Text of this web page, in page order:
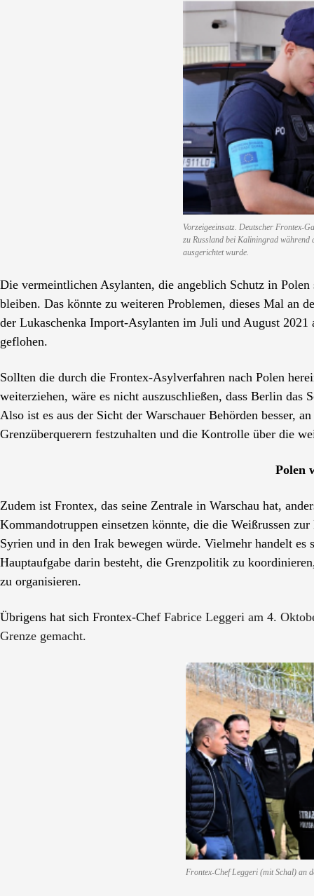
Vorzeigeeinsatz. Deutscher Frontex-
zu Russland bei Kaliningrad
ausgerichtet wurde.
Die vermeintlichen Asylanten, die angeblich Schutz in
bleiben. Das könnte zu weiteren Problemen, dieses Mal an
der Lukaschenka Import-Asylanten im Juli und August
geflohen.
Sollten die durch die Frontex-Asylverfahren nach Polen
weiterziehen, wäre es nicht auszuschließen, dass Berlin das
Also ist es aus der Sicht der Warschauer Behörden besser,
Grenzüberquerern festzuhalten und die Kontrolle über die
Polen
Zudem ist Frontex, das seine Zentrale in Warschau hat,
Kommandotruppen einsetzen könnte, die die Weißrussen
Syrien und in den Irak bewegen würde. Vielmehr handelt
Hauptaufgabe darin besteht, die Grenzpolitik zu
zu organisieren.
Übrigens hat sich Frontex-Chef Fabrice Leggeri am 4.
Grenze gemacht.
Frontex-Chef Leggeri (mit Schal) an